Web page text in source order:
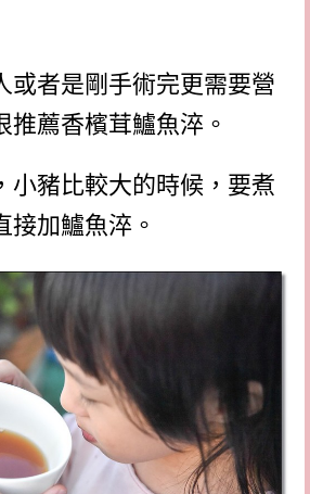
或者是剛手術完更需要營
推薦香檳茸鱸魚淬。
小豬比較大的時候，要煮
接加鱸魚淬。